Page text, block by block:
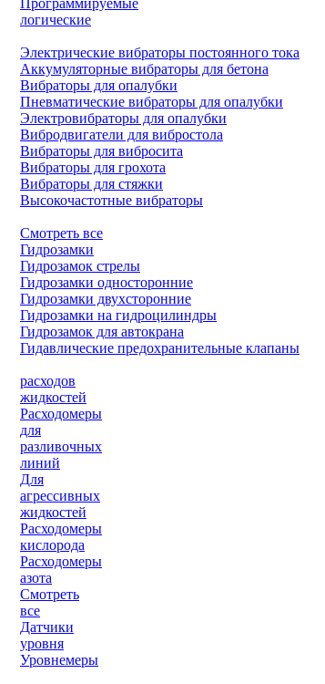
Программируемые
логические
Электрические вибраторы постоянного тока
Аккумуляторные вибраторы для бетона
Вибраторы для опалубки
Пневматические вибраторы для опалубки
Электровибраторы для опалубки
Вибродвигатели для вибростола
Вибраторы для вибросита
Вибраторы для грохота
Вибраторы для стяжки
Высокочастотные вибраторы
Смотреть все
Гидрозамки
Гидрозамок стрелы
Гидрозамки односторонние
Гидрозамки двухсторонние
Гидрозамки на гидроцилиндры
Гидрозамок для автокрана
Гидавлические предохранительные клапаны
расходов
жидкостей
Расходомеры
для
разливочных
линий
Для
агрессивных
жидкостей
Расходомеры
кислорода
Расходомеры
азота
Смотреть
все
Датчики
уровня
Уровнемеры